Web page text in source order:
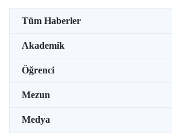
Tüm Haberler
Akademik
Öğrenci
Mezun
Medya